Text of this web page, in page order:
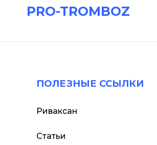
PRO-TROMBOZ
ПОЛЕЗНЫЕ ССЫЛКИ
Риваксан
Статьи